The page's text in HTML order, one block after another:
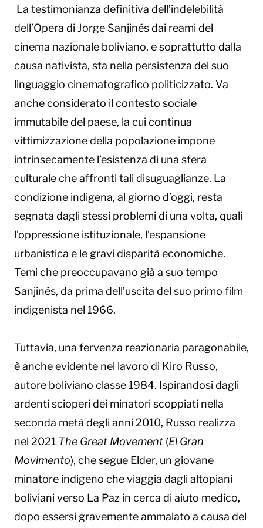
La testimonianza definitiva dell’indelebilità
dell’Opera di Jorge Sanjinés dai reami del
cinema nazionale boliviano, e soprattutto dalla
causa nativista, sta nella persistenza del suo
linguaggio cinematografico politicizzato. Va
anche considerato il contesto sociale
immutabile del paese, la cui continua
vittimizzazione della popolazione impone
intrinsecamente l’esistenza di una sfera
culturale che affronti tali disuguaglianze. La
condizione indigena, al giorno d’oggi, resta
segnata dagli stessi problemi di una volta, quali
l’oppressione istituzionale, l’espansione
urbanistica e le gravi disparità economiche.
Temi che preoccupavano già a suo tempo
Sanjinés, da prima dell’uscita del suo primo film
indigenista nel 1966.
Tuttavia, una fervenza reazionaria paragonabile,
è anche evidente nel lavoro di Kiro Russo,
autore boliviano classe 1984. Ispirandosi dagli
ardenti scioperi dei minatori scoppiati nella
seconda metà degli anni 2010, Russo realizza
nel 2021 The Great Movement (El Gran
Movimento), che segue Elder, un giovane
minatore indigeno che viaggia dagli altopiani
boliviani verso La Paz in cerca di aiuto medico,
dopo essersi gravemente ammalato a causa del